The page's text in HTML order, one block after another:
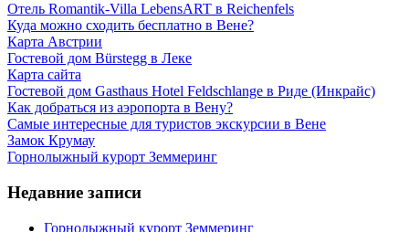
Отель Romantik-Villa LebensART в Reichenfels
Куда можно сходить бесплатно в Вене?
Карта Австрии
Гостевой дом Bürstegg в Леке
Карта сайта
Гостевой дом Gasthaus Hotel Feldschlange в Риде (Инкрайс)
Как добраться из аэропорта в Вену?
Самые интересные для туристов экскурсии в Вене
Замок Крумау
Горнолыжный курорт Земмеринг
Недавние записи
Горнолыжный курорт Земмеринг